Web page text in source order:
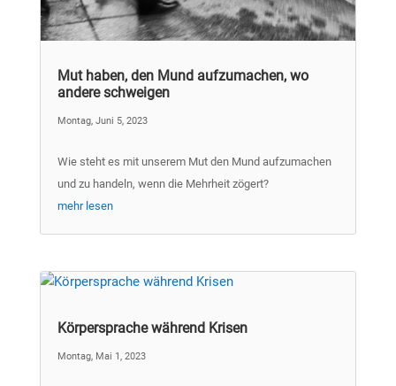
Mut haben, den Mund aufzumachen, wo
andere schweigen
Montag, Juni 5, 2023
Wie steht es mit unserem Mut den Mund aufzumachen
und zu handeln, wenn die Mehrheit zögert?
mehr lesen
Körpersprache während Krisen
Montag, Mai 1, 2023